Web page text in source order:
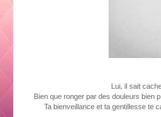
Lui, il sait
Bien que ronger par des douleurs bien
Ta bienveillance et ta gentillesse te